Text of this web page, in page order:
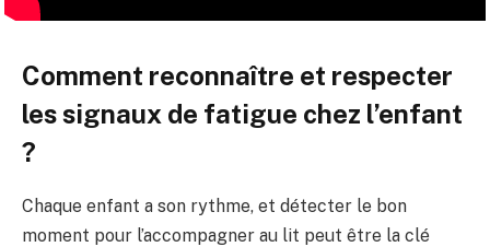
Comment reconnaître et respecter
les signaux de fatigue chez l’enfant
?
Chaque enfant a son rythme, et détecter le bon
moment pour l’accompagner au lit peut être la clé